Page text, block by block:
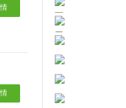
中文免费版
件)v1.1.0绿色版
文绿色版
件)v1.1绿色版